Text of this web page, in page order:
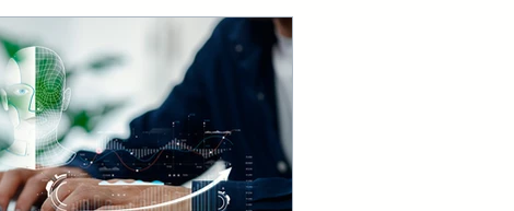
optimiza la competitividad y eficiencia en sectores
clave como agro, banca y logística. AudioNews: La
transformación digital en el país ya no responde a
una evolución gradual. Much